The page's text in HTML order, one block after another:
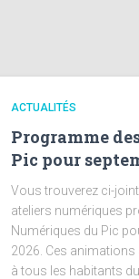
ACTUALITÉS
Programme
Pic pour
Vous trouverez ci-
ateliers numériques
Numériques du Pic
2026. Ces
à tous les habitants